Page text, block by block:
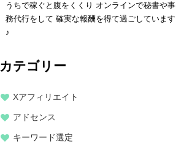
うちで稼ぐと腹をくくり オンラインで秘書や事
務代行をして 確実な報酬を得て過ごしています
♪
カテゴリー
Xアフィリエイト
アドセンス
キーワード選定